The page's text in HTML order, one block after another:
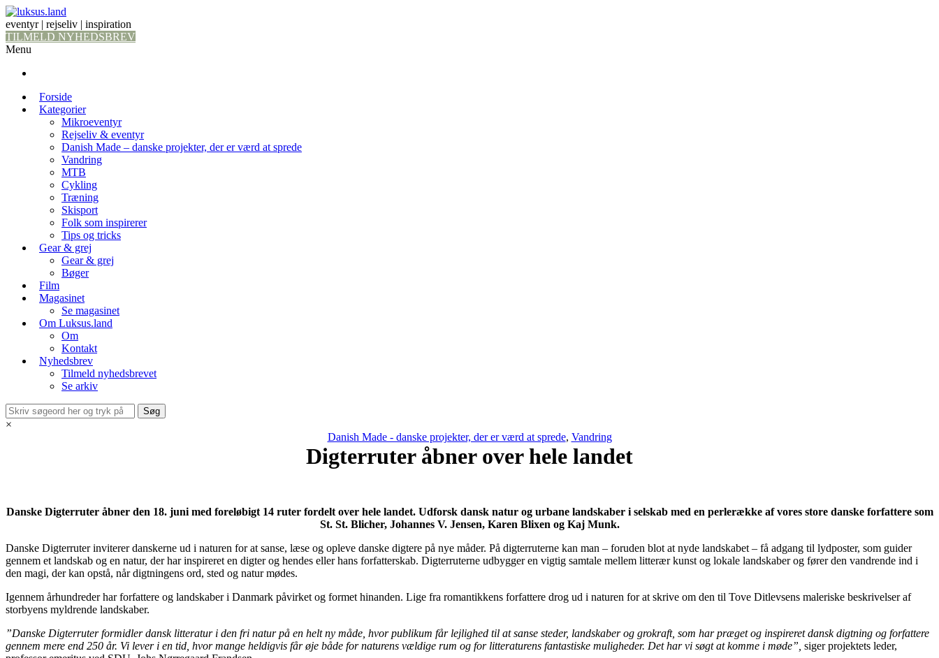
eventyr | rejseliv | inspiration
TILMELD NYHEDSBREV
Menu
Forside
Kategorier
Mikroeventyr
Rejseliv & eventyr
Danish Made – danske projekter, der er værd at sprede
Vandring
MTB
Cykling
Træning
Skisport
Folk som inspirerer
Tips og tricks
Gear & grej
Gear & grej
Bøger
Film
Magasinet
Se magasinet
Om Luksus.land
Om
Kontakt
Nyhedsbrev
Tilmeld nyhedsbrevet
Se arkiv
×
Danish Made - danske projekter, der er værd at sprede, Vandring
Digterruter åbner over hele landet
Danske Digterruter åbner den 18. juni med foreløbigt 14 ruter fordelt over hele landet. Udforsk dansk natur og urbane landskaber i selskab med en perlerække af vores store danske forfattere som
St. St. Blicher, Johannes V. Jensen, Karen Blixen og Kaj Munk.
Danske Digterruter inviterer danskerne ud i naturen for at sanse, læse og opleve danske digtere på nye måder. På digterruterne kan man – foruden blot at nyde landskabet – få adgang til lydposter, som guider
gennem et landskab og en natur, der har inspireret en digter og hendes eller hans forfatterskab. Digterruterne udbygger en vigtig samtale mellem litterær kunst og lokale landskaber og fører den vandrende ind i
den magi, der kan opstå, når digtningens ord, sted og natur mødes.
Igennem århundreder har forfattere og landskaber i Danmark påvirket og formet hinanden. Lige fra romantikkens forfattere drog ud i naturen for at skrive om den til Tove Ditlevsens maleriske beskrivelser af
storbyens myldrende landskaber.
”Danske Digterruter formidler dansk litteratur i den fri natur på en helt ny måde, hvor publikum får lejlighed til at sanse steder, landskaber og grokraft, som har præget og inspireret dansk digtning og forfattere
gennem mere end 250 år. Vi lever i en tid, hvor mange heldigvis får øje både for naturens vældige rum og for litteraturens fantastiske muligheder. Det har vi søgt at komme i møde”, siger projektets leder,